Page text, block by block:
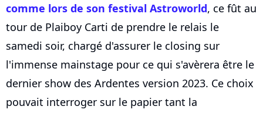
comme lors de son festival Astroworld, ce fût au
tour de Plaiboy Carti de prendre le relais le
samedi soir, chargé d'assurer le closing sur
l'immense mainstage pour ce qui s'avèrera être le
dernier show des Ardentes version 2023. Ce choix
pouvait interroger sur le papier tant la